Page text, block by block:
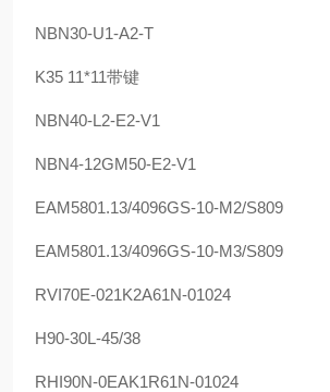
NBN30-U1-A2-T
K35 11*11带键
NBN40-L2-E2-V1
NBN4-12GM50-E2-V1
EAM5801.13/4096GS-10-M2/S809
EAM5801.13/4096GS-10-M3/S809
RVI70E-021K2A61N-01024
H90-30L-45/38
RHI90N-0EAK1R61N-01024